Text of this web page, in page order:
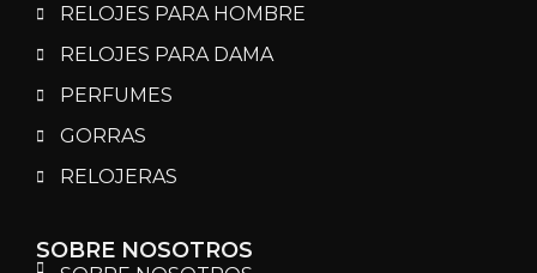
RELOJES PARA HOMBRE
RELOJES PARA DAMA
PERFUMES
GORRAS
RELOJERAS
SOBRE NOSOTROS